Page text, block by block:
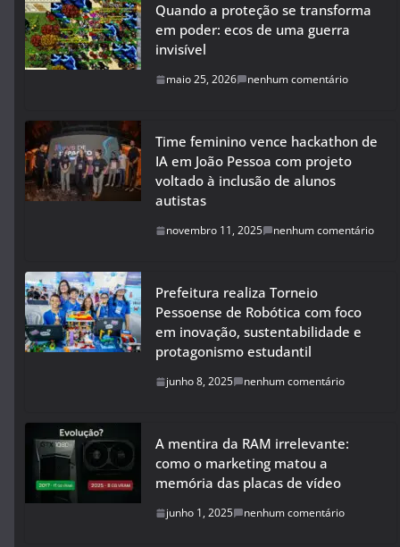
Quando a proteção se transforma
em poder: ecos de uma guerra
invisível
maio 25, 2026 nenhum comentário
Time feminino vence hackathon de
IA em João Pessoa com projeto
voltado à inclusão de alunos
autistas
novembro 11, 2025 nenhum comentário
Prefeitura realiza Torneio
Pessoense de Robótica com foco
em inovação, sustentabilidade e
protagonismo estudantil
junho 8, 2025 nenhum comentário
A mentira da RAM irrelevante:
como o marketing matou a
memória das placas de vídeo
junho 1, 2025 nenhum comentário